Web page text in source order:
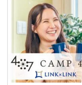
【イベントの参加条件】
独身・対象年齢であること(
※ 全参加者が満年齢であるこ
（ご本人の公的証明書、運
参加条件が確認できない、該
費のご返金はございません。
最低遂行人数３：３
｡:+ ﾟ ゜ﾟ +:｡:+ ﾟ ゜ﾟ +:｡:+ ﾟ
県内最大数10対10！トークタ
群馬最大級！男女10対10♪
①＼群馬最大級の男女10対